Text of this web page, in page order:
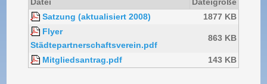
Satzung (aktualisiert 2008)
1877 KB
Flyer
Städtepartnerschaftsverein.pdf
863 KB
Mitgliedsantrag.pdf 143 KB